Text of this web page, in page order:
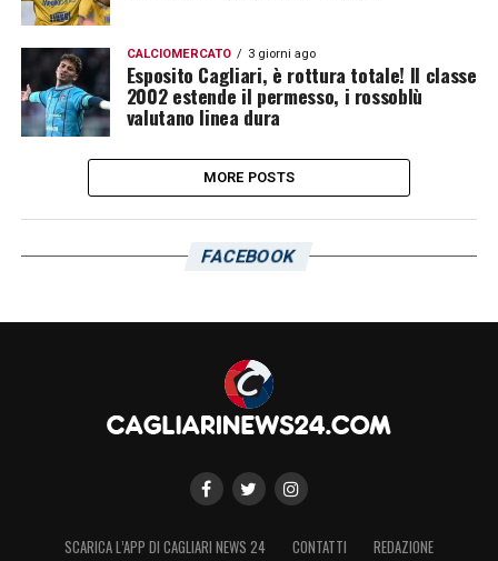
CALCIOMERCATO 3 giorni ago
Esposito Cagliari, è rottura totale! Il classe
2002 estende il permesso, i rossoblù
valutano linea dura
MORE POSTS
FACEBOOK
SCARICA L’APP DI CAGLIARI NEWS 24 CONTATTI REDAZIONE